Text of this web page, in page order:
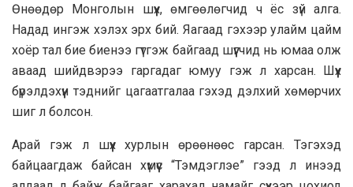
Өнөөдөр Монголын шүүх, өмгөөлөгчид ч ёс зүй алга.
Надад ингэж хэлэх эрх бий. Яагаад гэхээр улайм цайм
хоёр тал бие биенээ гүтгэж байгаад шүүгчид нь юмаа олж
аваад шийдвэрээ гаргадаг юмуу гэж л харсан. Шүүх
бүрэлдэхүүн тэднийг цагаатгалаа гэхэд дэлхий хөмөрчих
шиг л болсон.
Арай гэж л шүүх хурлын өрөөнөөс гарсан. Тэгэхэд
байцаагдаж байсан хүмүүс “Тэмдэглэе” гээд л инээд